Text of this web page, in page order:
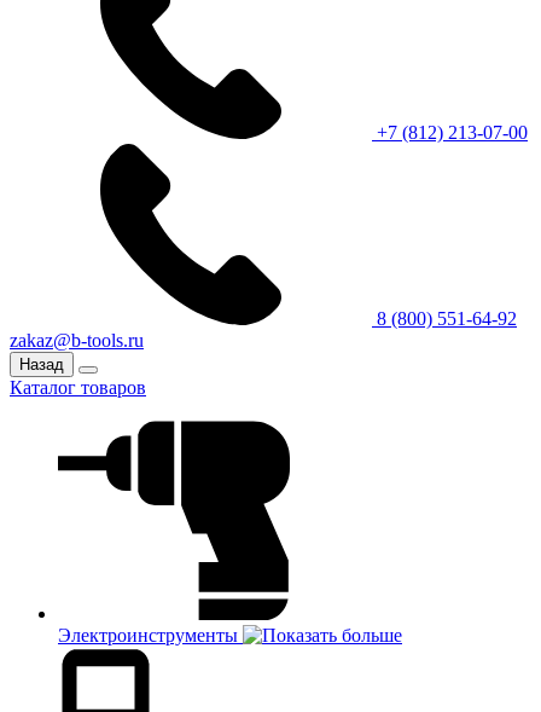
+7 (812) 213-07-00
8 (800) 551-64-92
zakaz@b-tools.ru
Назад
Каталог товаров
Электроинструменты